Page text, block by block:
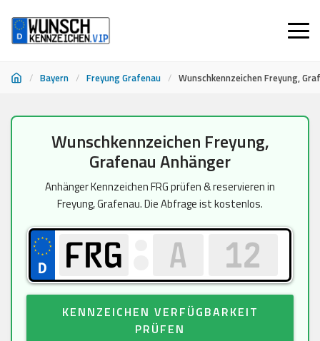
/ Bayern / Freyung Grafenau / Wunschkennzeichen Freyung,
Wunschkennzeichen Freyung,
Grafenau Anhänger
Anhänger Kennzeichen FRG prüfen & reservieren in
Freyung, Grafenau. Die Abfrage ist kostenlos.
KENNZEICHEN VERFÜGBARKEIT
PRÜFEN